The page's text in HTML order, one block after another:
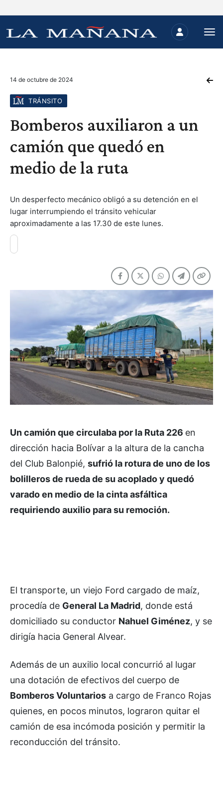
14 de octubre de 2024
TRÁNSITO
Bomberos auxiliaron a un
camión que quedó en
medio de la ruta
Un desperfecto mecánico obligó a su detención en el
lugar interrumpiendo el tránsito vehicular
aproximadamente a las 17.30 de este lunes.
Un camión que circulaba por la Ruta 226 en
dirección hacia Bolívar a la altura de la cancha
del Club Balonpié, sufrió la rotura de uno de los
bolilleros de rueda de su acoplado y quedó
varado en medio de la cinta asfáltica
requiriendo auxilio para su remoción.
El transporte, un viejo Ford cargado de maíz,
procedía de General La Madrid, donde está
domiciliado su conductor Nahuel Giménez, y se
dirigía hacia General Alvear.
Además de un auxilio local concurrió al lugar
una dotación de efectivos del cuerpo de
Bomberos Voluntarios a cargo de Franco Rojas
quienes, en pocos minutos, lograron quitar el
camión de esa incómoda posición y permitir la
reconducción del tránsito.